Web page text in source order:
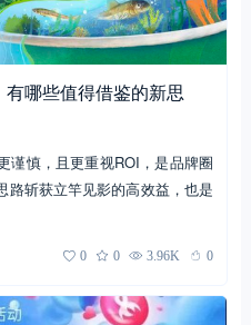
哪些值得借鉴的新思
谨慎，且更重视ROI，是品牌圈
路斩获立竿见影的高效益，也是
0 0 3.96K 0